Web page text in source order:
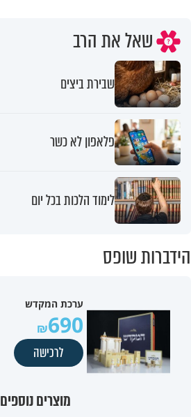
שאל את הרב
שבירת ביצים
פלאפון לא כשר
לימוד הלכות בכל יום
הידברות שופס
ערכת המקדש
690
לרכישה
מוצרים נוספים